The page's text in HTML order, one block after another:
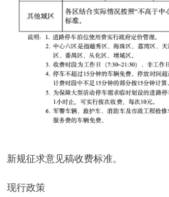
新规征求意见稿收费标准。
现行政策